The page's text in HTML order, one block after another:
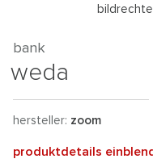
bank
weda
hersteller: zoom
produktdetails